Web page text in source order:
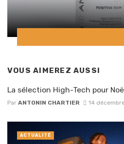
VOUS AIMEREZ AUSSI
La sélection High-Tech pour
Par ANTONIN CHARTIER 14
ACTUALITÉ